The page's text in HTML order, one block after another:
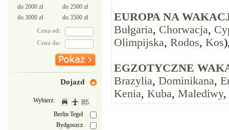
do 2000 zł
do 2500 zł
do 3000 zł
do 3500 zł
Cena od:
Cena do:
Dojazd
Wybierz:
Berlin Tegel
Bydgoszcz
EUROPA NA
Bułgaria, Chorwacja,
Olimpijska, Rodos, Kos
EGZOTYCZNE
Brazylia, Dominikana,
Kenia, Kuba, Malediwy,